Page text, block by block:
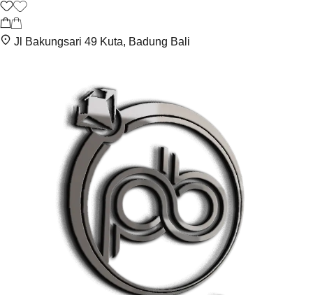
Jl Bakungsari 49 Kuta, Badung Bali